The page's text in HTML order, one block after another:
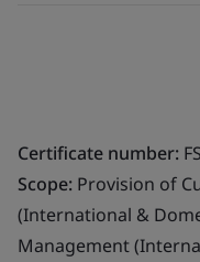
Certificate number:
Scope: Provision of
(International &
Management